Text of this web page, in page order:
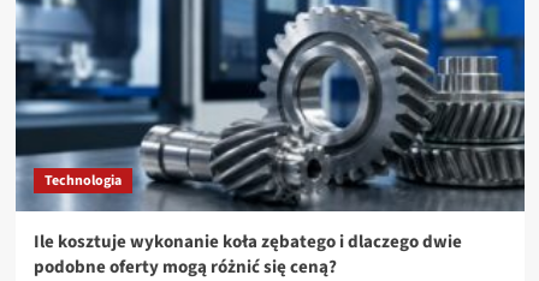
Technologia
Ile kosztuje wykonanie koła zębatego i dlaczego dwie
podobne oferty mogą różnić się ceną?